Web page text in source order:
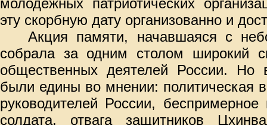
молодежных патриотических
эту скорбную дату организованно и
Акция памяти, начавшаяся с
собрала за одним столом широкий
общественных деятелей России. Но
были едины во мнении: политическая
руководителей России, беспримерное
солдата, отвага защитников